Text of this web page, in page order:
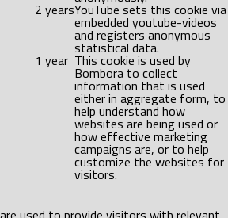
2 yearsYouTube sets this cookie via
embedded youtube-videos
and registers anonymous
statistical data.
1 year This cookie is used by
Bombora to collect
information that is used
either in aggregate form, to
help understand how
websites are being used or
how effective marketing
campaigns are, or to help
customize the websites for
visitors.